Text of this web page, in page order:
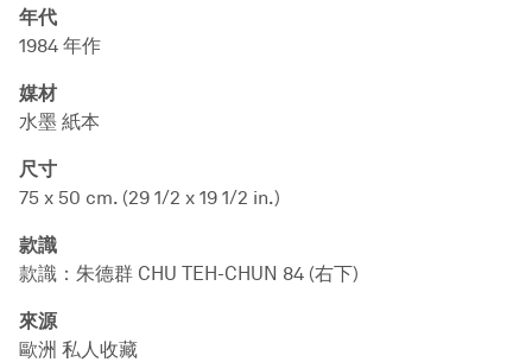
年代
1984 年作
媒材
水墨 紙本
尺寸
75 x 50 cm. (29 1/2 x 19 1/2 in.)
款識
款識：朱德群 CHU TEH-CHUN 84 (右下)
來源
歐洲 私人收藏